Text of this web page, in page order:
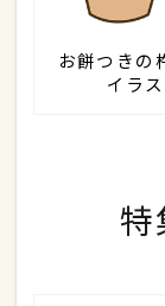
お餅つきの
イラ
特